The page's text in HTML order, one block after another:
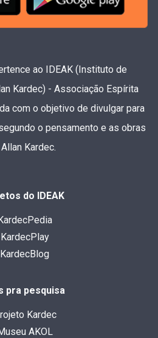
ao IDEAK (Instituto de
Kardec) - Associação Espírita
com o objetivo de divulgar para
o pensamento e as obras
Kardec.
do IDEAK
KardecPlay
KardecBlog
pra pesquisa
Kardec
AKOL